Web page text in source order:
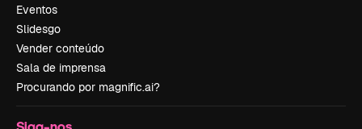
Eventos
Slidesgo
Vender conteúdo
Sala de imprensa
Procurando por magnific.ai?